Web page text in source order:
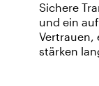
Sichere
und ein
Vertrauen,
stärken